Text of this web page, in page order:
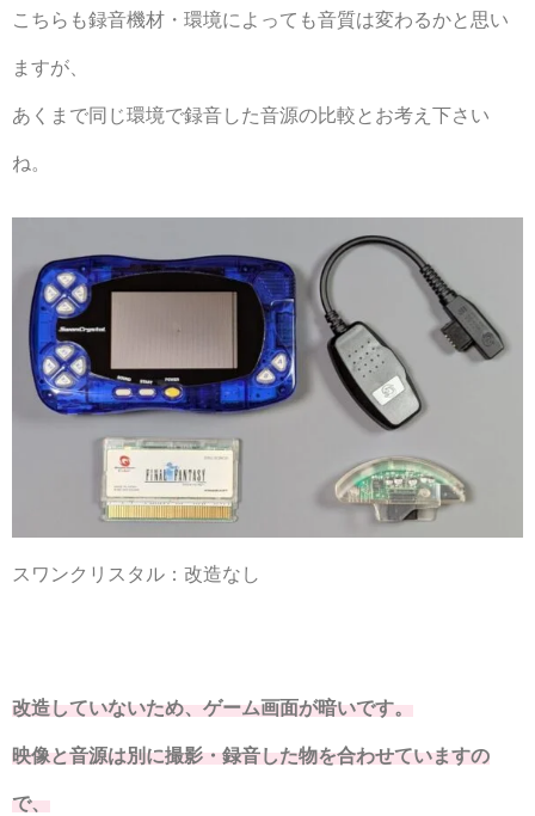
こちらも録音機材・環境によっても音質は変わるかと思い
ますが、
あくまで同じ環境で録音した音源の比較とお考え下さい
ね。
スワンクリスタル：改造なし
改造していないため、ゲーム画面が暗いです。
映像と音源は別に撮影・録音した物を合わせていますの
で、